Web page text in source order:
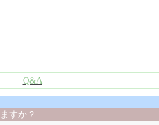
Q&A
すか？